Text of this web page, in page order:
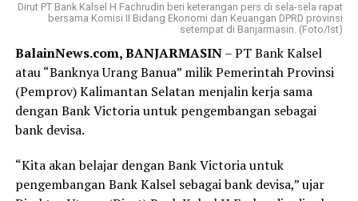
nomor antrean. Yang membuat saya terkesan, bahkan
sebelum formulir selesai saya isi, nomor antrean saya
sudah dipanggil. Proses pembukaan rekening
berlangsung cepat, tertib, dan pelayanan yang diberikan
terasa ramah serta membantu.
Bagi sebagian orang, membuka rekening mungkin
langkah awal yang penuh makna. Tabungan Haji bukan
sekadar buku tabungan, melainkan ikhtiar kecil untuk
Dirut PT Bank Kalsel H Fachrudin beri keterangan pers di sela-sela rapat
bersama Komisi II Bidang Ekonomi dan Keuangan DPRD provinsi
setempat di Banjarmasin. (Foto/Ist)
BalainNews.com, BANJARMASIN– PT Bank Kalsel
atau “Banknya Urang Banua” milik Pemerintah Provinsi
(Pemprov) Kalimantan Selatan menjalin kerja sama
dengan Bank Victoria untuk pengembangan sebagai
bank devisa.
“Kita akan belajar dengan Bank Victoria untuk
pengembangan Bank Kalsel sebagai bank devisa,” ujar